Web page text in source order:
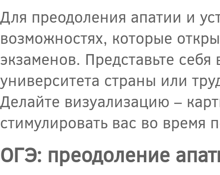
Для преодоления апатии и
возможностях, которые
экзаменов. Представьте
университета страны или
Делайте визуализацию –
стимулировать вас во время
ОГЭ: преодоление